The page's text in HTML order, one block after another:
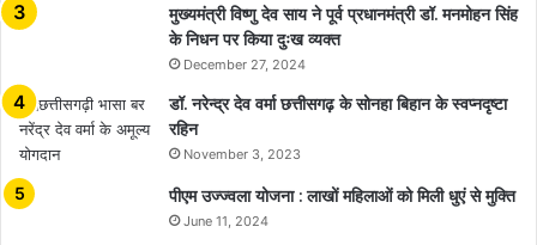
मुख्यमंत्री विष्णु देव साय ने पूर्व प्रधानमंत्री डॉ. मनमोहन सिंह
के निधन पर किया दुःख व्यक्त
December 27, 2024
डॉ. नरेन्द्र देव वर्मा छत्तीसगढ़ के सोनहा बिहान के स्वप्नदृष्टा
रहिन
November 3, 2023
पीएम उज्ज्वला योजना : लाखों महिलाओं को मिली धुएं से मुक्ति
June 11, 2024